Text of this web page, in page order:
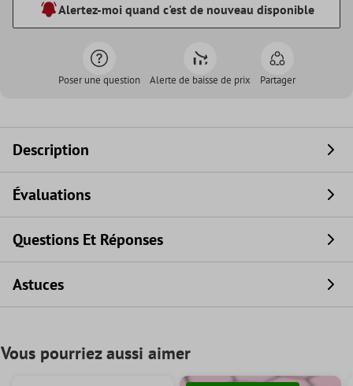
Alertez-moi quand c'est de nouveau disponible
Poser une question Alerte de baisse de prix Partager
Description
Évaluations
Questions Et Réponses
Astuces
Vous pourriez aussi aimer